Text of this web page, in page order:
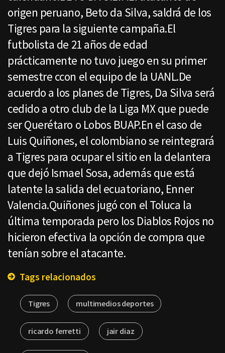
origen peruano, Beto da Silva, saldrá de los
Tigres para la siguiente campaña.El
futbolista de 21 años de edad
prácticamente no tuvo juego en su primer
semestre ccon el equipo de la UANL.De
acuerdo a los planes de Tigres, Da Silva será
cedido a otro club de la Liga MX que puede
ser Querétaro o Lobos BUAP.En el caso de
Luis Quiñones, el colombiano se reintegrará
a Tigres para ocupar el sitio en la delantera
que dejó Ismael Sosa, además que está
latente la salida del ecuatoriano, Enner
Valencia.Quiñones jugó con el Toluca la
última temporada pero los Diablos Rojos no
hicieron efectiva la opción de compra que
tenían sobre el atacante.
Tags relacionados
Tigres multimedios deportes
ricardo ferretti jair diaz